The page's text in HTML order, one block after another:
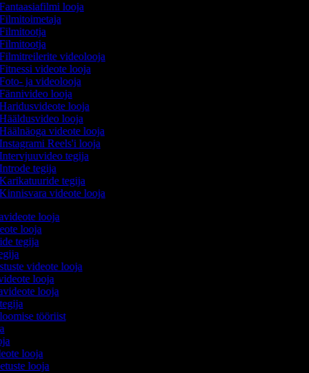
looja
videolooja
videote looja
ja videolooja
looja
looja
looja
videote looja
Reels'i looja
tegija
tegija
tegija
videote looja
looja
looja
tegija
videote looja
looja
looja
tööriist
looja
looja